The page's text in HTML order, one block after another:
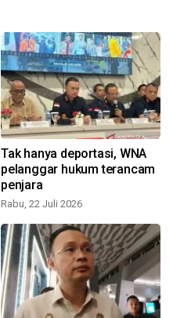
Tak hanya deportasi, WNA
pelanggar hukum terancam
penjara
Rabu, 22 Juli 2026